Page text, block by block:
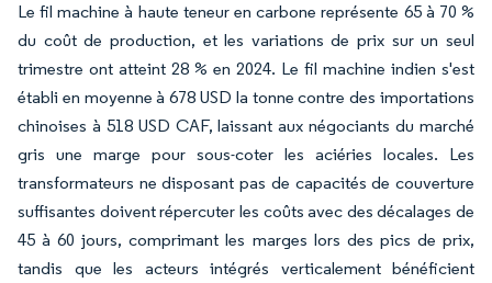
Le fil machine à haute teneur en carbone représente 65 à 70 %
du coût de production, et les variations de prix sur un seul
trimestre ont atteint 28 % en 2024. Le fil machine indien s'est
établi en moyenne à 678 USD la tonne contre des importations
chinoises à 518 USD CAF, laissant aux négociants du marché
gris une marge pour sous-coter les aciéries locales. Les
transformateurs ne disposant pas de capacités de couverture
suffisantes doivent répercuter les coûts avec des décalages de
45 à 60 jours, comprimant les marges lors des pics de prix,
tandis que les acteurs intégrés verticalement bénéficient